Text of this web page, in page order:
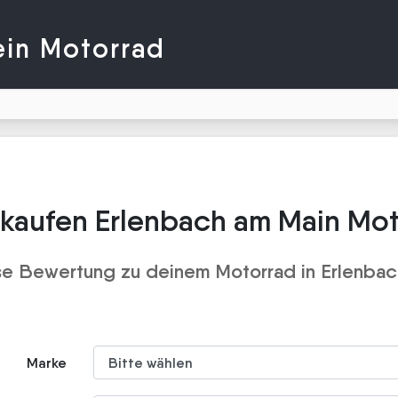
Motorrad
Erlenbach am Main
Bewertung zu deinem Motorrad in
Marke